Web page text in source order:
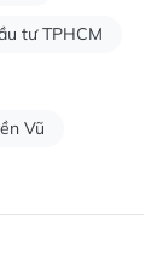
tư TPHCM
Vũ